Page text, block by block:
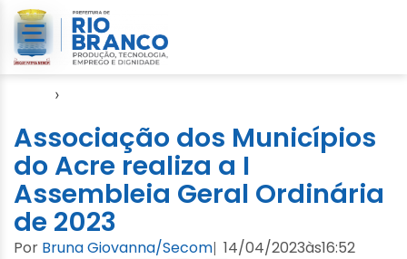
›
Associação dos Municípios
do Acre realiza a I
Assembleia Geral Ordinária
de 2023
Por Bruna Giovanna/Secom| 14/04/2023às16:52